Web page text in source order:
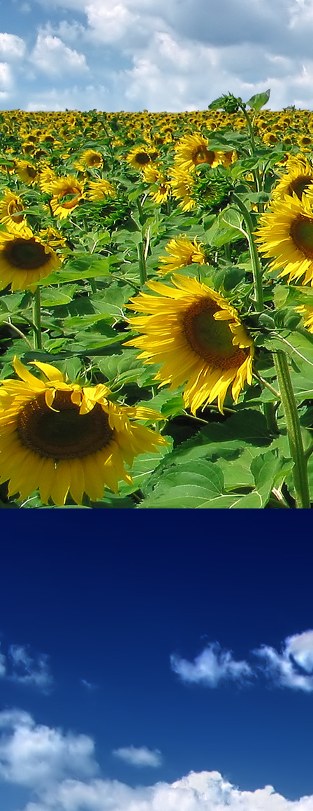
Dr. Göllner
2081 Piliscsaba,
e-mail:
telefonszám:
adószám: